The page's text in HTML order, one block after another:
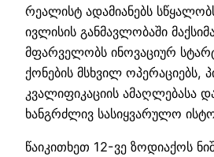
რეალისტ ადამიანებს
ივლისის განმავლობაში
მფარველობს ინოვაციურ
ქონების მსხვილ ოპერაციებს,
კვალიფიკაციის ამაღლებასა
ხანგრძლივ სასიყვარულო
წაიკითხეთ 12-ვე ზოდიაქოს